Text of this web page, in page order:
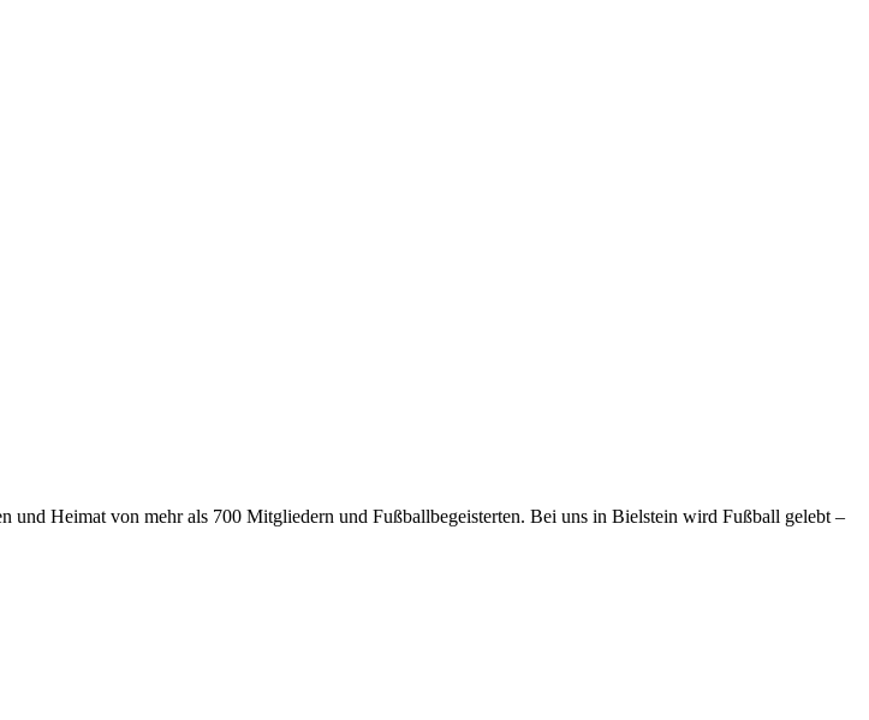
Heimat von mehr als 700 Mitgliedern und Fußballbegeisterten. Bei uns in Bielstein wird Fußball gelebt –